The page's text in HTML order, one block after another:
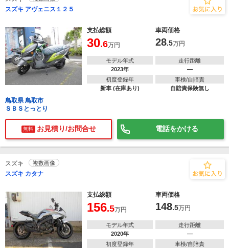
スズキ アヴェニス１２５
支払総額 車両価格
30.6万円 28.5万円
モデル年式
2023年
走行距離
―
初度登録年
新車 (在庫あり)
車検/自賠責
自賠責保険無し
鳥取県 鳥取市
ＳＢＳとっとり
無料 お見積り/お問合せ 電話をかける
スズキ 複数画像
スズキ カタナ
支払総額 車両価格
156.5万円 148.5万円
モデル年式
2020年
走行距離
―
初度登録年
車検/自賠責